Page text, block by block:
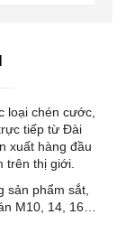
loại chén cước,
tiếp từ Đài
xuất hàng đầu
trên thị giới.
sản phẩm sắt,
M10, 14, 16…